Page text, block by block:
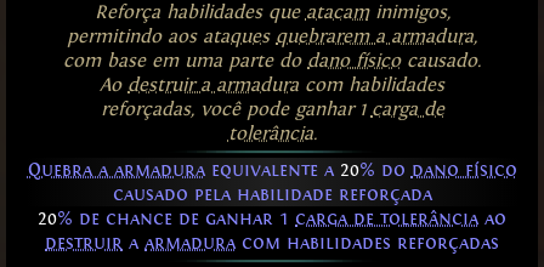
Reforça habilidades que atacaminimigos,
permitindo aos ataques quebrarem a armadura,
com base em uma parte do dano físicocausado.
Ao destruir a armadura com habilidades
reforçadas, você pode ganhar 1 carga de
tolerância.
Quebra a armaduraequivalente a 20% do dano físico
causado pela habilidade reforçada
20% de chance de ganhar 1 carga de tolerância ao
destruir a armadura com habilidades reforçadas